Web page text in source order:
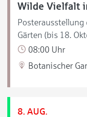
Wilde Vielfalt
Posterausstellung
Gärten (bis 18.
08:00 Uhr
Botanischer
8. AUG.